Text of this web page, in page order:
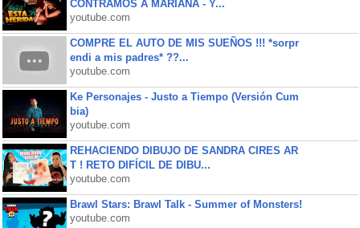
CONTRAMOS A MARIANA - Y...
youtube.com
COMPRE EL AUTO DE MIS SUEÑOS !!! *sorpr
endi a mis padres* ??...
youtube.com
Ke Personajes - Justo a Tiempo (Versión Cum
bia)
youtube.com
REHACIENDO DIBUJO DE SANDRA CIRES AR
T ! RETO DIFÍCIL DE DIBU...
youtube.com
Brawl Stars: Brawl Talk - Summer of Monsters!
youtube.com